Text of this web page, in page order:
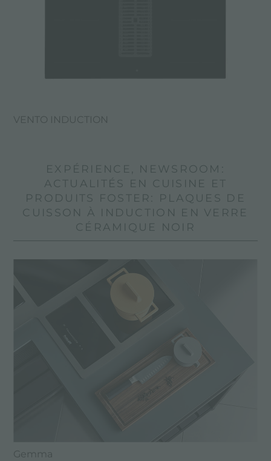
VENTO INDUCTION
EXPÉRIENCE, NEWSROOM:
ACTUALITÉS EN CUISINE ET
PRODUITS FOSTER: PLAQUES DE
CUISSON À INDUCTION EN VERRE
CÉRAMIQUE NOIR
Gemma